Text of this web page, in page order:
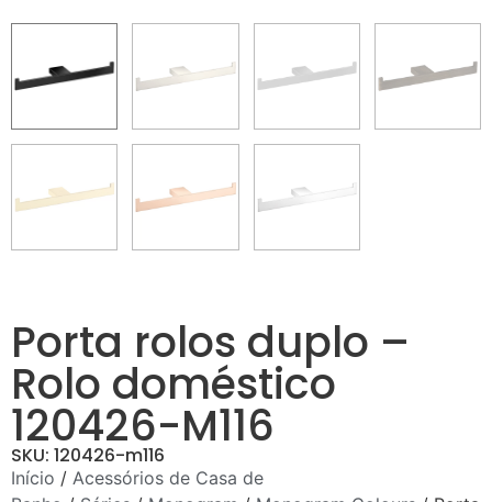
Porta rolos duplo –
Rolo doméstico
120426-M116
SKU: 120426-m116
Início / Acessórios de Casa de